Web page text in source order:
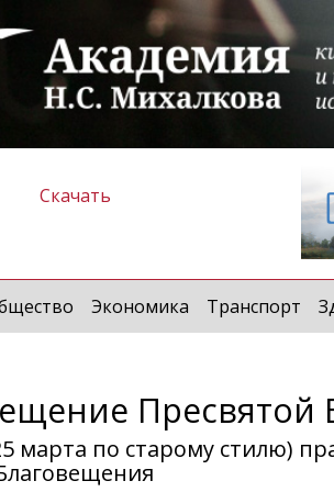
Скачать
Экономика Транспорт
Пресвятой
марта по старому стилю)